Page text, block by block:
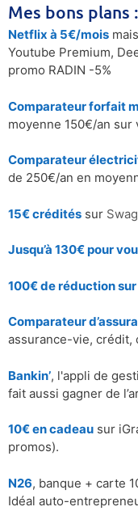
Mes bons plans :
Netflix à 5€/mois
Youtube Premium,
promo RADIN -5%
Comparateur forfait
moyenne 150€/an sur
Comparateur
de 250€/an en
15€ crédités sur
Jusqu’à 130€ pour
100€ de réduction sur
Comparateur
assurance-vie, crédit,
Bankin’, l'appli de
fait aussi gagner de
10€ en cadeau sur
promos).
N26, banque + carte
Idéal auto-